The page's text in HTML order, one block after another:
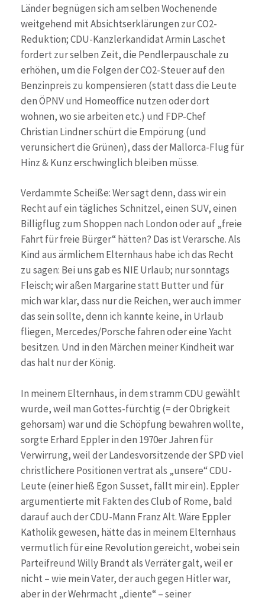
Länder begnügen sich am selben Wochenende
weitgehend mit Absichtserklärungen zur CO2-
Reduktion; CDU-Kanzlerkandidat Armin Laschet
fordert zur selben Zeit, die Pendlerpauschale zu
erhöhen, um die Folgen der CO2-Steuer auf den
Benzinpreis zu kompensieren (statt dass die Leute
den ÖPNV und Homeoffice nutzen oder dort
wohnen, wo sie arbeiten etc.) und FDP-Chef
Christian Lindner schürt die Empörung (und
verunsichert die Grünen), dass der Mallorca-Flug für
Hinz & Kunz erschwinglich bleiben müsse.
Verdammte Scheiße: Wer sagt denn, dass wir ein
Recht auf ein tägliches Schnitzel, einen SUV, einen
Billigflug zum Shoppen nach London oder auf „freie
Fahrt für freie Bürger“ hätten? Das ist Verarsche. Als
Kind aus ärmlichem Elternhaus habe ich das Recht
zu sagen: Bei uns gab es NIE Urlaub; nur sonntags
Fleisch; wir aßen Margarine statt Butter und für
mich war klar, dass nur die Reichen, wer auch immer
das sein sollte, denn ich kannte keine, in Urlaub
fliegen, Mercedes/Porsche fahren oder eine Yacht
besitzen. Und in den Märchen meiner Kindheit war
das halt nur der König.
In meinem Elternhaus, in dem stramm CDU gewählt
wurde, weil man Gottes-fürchtig (= der Obrigkeit
gehorsam) war und die Schöpfung bewahren wollte,
sorgte Erhard Eppler in den 1970er Jahren für
Verwirrung, weil der Landesvorsitzende der SPD viel
christlichere Positionen vertrat als „unsere“ CDU-
Leute (einer hieß Egon Susset, fällt mir ein). Eppler
argumentierte mit Fakten des Club of Rome, bald
darauf auch der CDU-Mann Franz Alt. Wäre Eppler
Katholik gewesen, hätte das in meinem Elternhaus
vermutlich für eine Revolution gereicht, wobei sein
Parteifreund Willy Brandt als Verräter galt, weil er
nicht – wie mein Vater, der auch gegen Hitler war,
aber in der Wehrmacht „diente“ – seiner